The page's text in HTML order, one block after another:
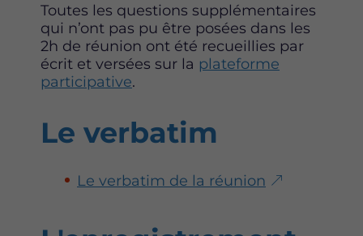
Toutes les questions supplémentaires
qui n’ont pas pu être posées dans les
2h de réunion ont été recueillies par
écrit et versées sur la plateforme
participative.
Le verbatim
Le verbatim de la réunion